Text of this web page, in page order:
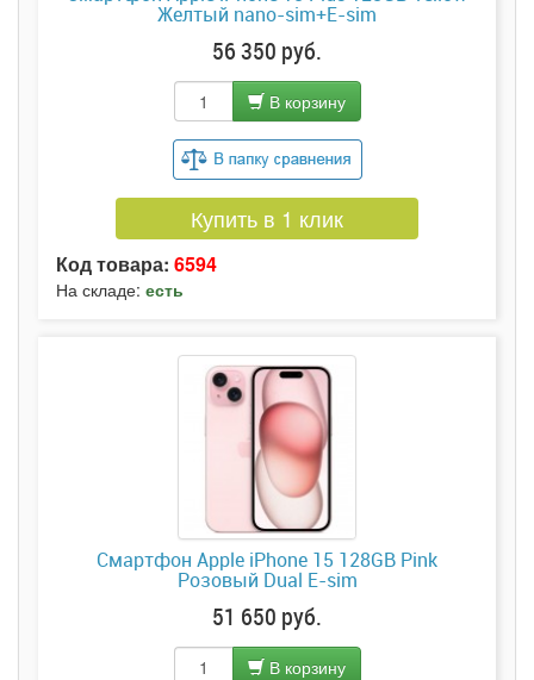
Желтый nano-sim+E-sim
56 350 руб.
В корзину
Купить в 1 клик
Код товара: 6594
На складе: есть
Смартфон Apple iPhone 15 128GB Pink
Розовый Dual E-sim
51 650 руб.
В корзину